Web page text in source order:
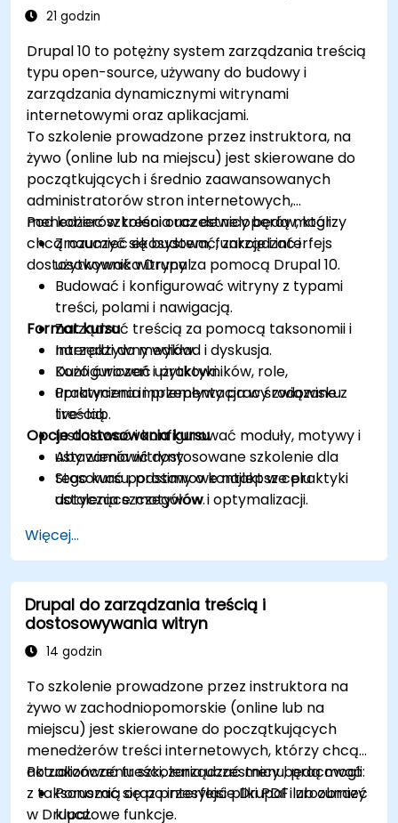
21 godzin
Drupal 10 to potężny system zarządzania treścią
typu open-source, używany do budowy i
zarządzania dynamicznymi witrynami
internetowymi oraz aplikacjami.
To szkolenie prowadzone przez instruktora, na
żywo (online lub na miejscu) jest skierowane do
początkujących i średnio zaawansowanych
administratorów stron internetowych,
menedżerów treści oraz deweloperów, którzy
chcą nauczyć się budować, zarządzać i
dostosowywać witryny za pomocą Drupal 10.
Pod koniec szkolenia uczestnicy będą mogli:
Zrozumieć ekosystem, funkcje i interfejs
użytkownika Drupal.
Budować i konfigurować witryny z typami
treści, polami i nawigacją.
Zarządzać treścią za pomocą taksonomii i
narzędzi do mediów.
Konfigurować użytkowników, role,
uprawnienia i przepływy pracy związane z
treścią.
Instalować i konfigurować moduły, motywy i
ustawienia witryny.
Stosować podstawowe najlepsze praktyki
dotyczące motywów i optymalizacji.
Format kursu
Interaktywny wykład i dyskusja.
Dużo ćwiczeń i praktyki.
Praktyczna implementacja w środowisku
live-lab.
Opcje dostosowania kursu
Aby zamówić dostosowane szkolenie dla
tego kursu, prosimy o kontakt w celu
ustalenia szczegółów.
Więcej...
Drupal do zarządzania treścią i
dostosowywania witryn
14 godzin
To szkolenie prowadzone przez instruktora na
żywo w zachodniopomorskie (online lub na
miejscu) jest skierowane do początkujących
menedżerów treści internetowych, którzy chcą
aktualizować treści, zarządzać menu, pracować
z taksonomią oraz przesyłać pliki PDF lub obrazy
w Drupal.
Po zakończeniu szkolenia uczestnicy będą mogli:
Poruszać się po interfejsie Drupal i zrozumieć
kluczowe funkcje.